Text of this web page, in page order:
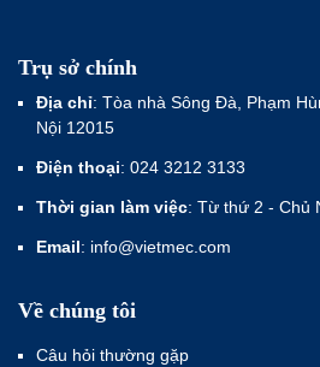
Trụ sở chính
Địa chỉ: Tòa nhà Sông Đà, Phạm
Nội 12015
Điện thoại: 024 3212 3133
Thời gian làm việc: Từ thứ 2 - Chủ
Email: info@vietmec.com
Về chúng tôi
Câu hỏi thường gặp